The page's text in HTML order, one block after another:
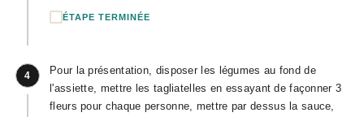
ÉTAPE TERMINÉE
4
Pour la présentation, disposer les légumes au fond de
l'assiette, mettre les tagliatelles en essayant de façonner 3
fleurs pour chaque personne, mettre par dessus la sauce,